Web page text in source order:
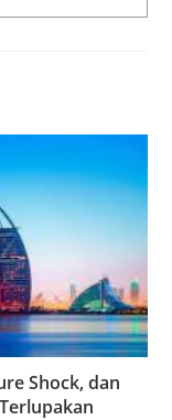
Shock, dan